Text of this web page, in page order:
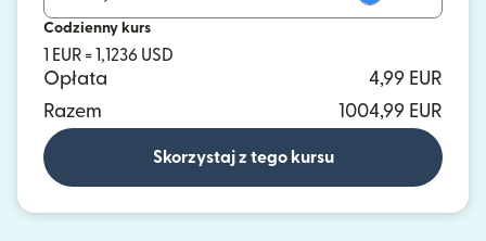
Codzienny kurs
1 EUR = 1,1236 USD
Opłata
4,99 EUR
Razem
1004,99 EUR
Skorzystaj z tego kursu